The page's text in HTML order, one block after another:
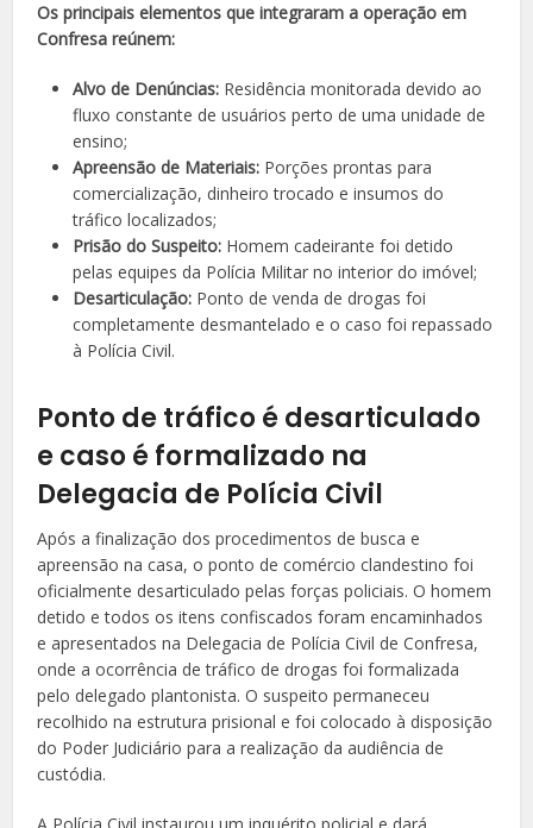
Os principais elementos que integraram a operação em
Confresa reúnem:
Alvo de Denúncias: Residência monitorada devido ao
fluxo constante de usuários perto de uma unidade de
ensino;
Apreensão de Materiais: Porções prontas para
comercialização, dinheiro trocado e insumos do
tráfico localizados;
Prisão do Suspeito: Homem cadeirante foi detido
pelas equipes da Polícia Militar no interior do imóvel;
Desarticulação: Ponto de venda de drogas foi
completamente desmantelado e o caso foi repassado
à Polícia Civil.
Ponto de tráfico é desarticulado
e caso é formalizado na
Delegacia de Polícia Civil
Após a finalização dos procedimentos de busca e
apreensão na casa, o ponto de comércio clandestino foi
oficialmente desarticulado pelas forças policiais. O homem
detido e todos os itens confiscados foram encaminhados
e apresentados na Delegacia de Polícia Civil de Confresa,
onde a ocorrência de tráfico de drogas foi formalizada
pelo delegado plantonista. O suspeito permaneceu
recolhido na estrutura prisional e foi colocado à disposição
do Poder Judiciário para a realização da audiência de
custódia.